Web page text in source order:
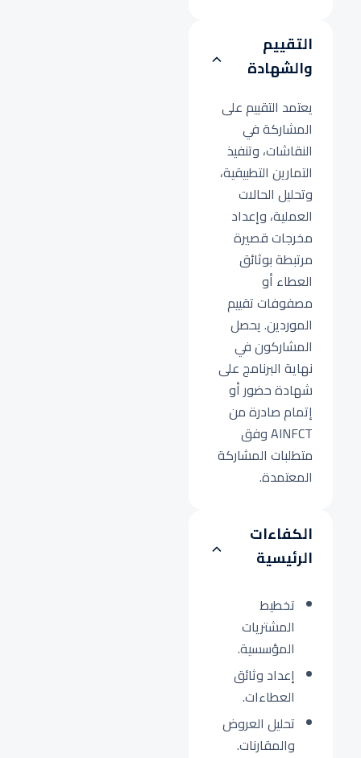
التقييم
والشهادة
يعتمد التقييم على
المشاركة في
النقاشات، وتنفيذ
التمارين التطبيقية،
وتحليل الحالات
العملية، وإعداد
مخرجات قصيرة
مرتبطة بوثائق
العطاء أو
مصفوفات تقييم
الموردين. يحصل
المشاركون في
نهاية البرنامج على
شهادة حضور أو
إتمام صادرة من
AINFCT وفق
متطلبات المشاركة
المعتمدة.
الكفاءات
الرئيسية
تخطيط
المشتريات
المؤسسية.
إعداد وثائق
العطاءات.
تحليل العروض
والمقارنات.